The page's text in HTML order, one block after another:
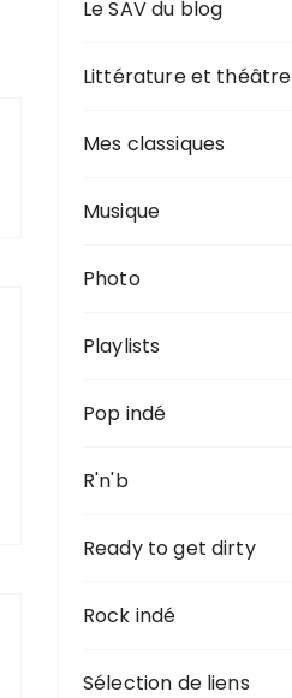
Le SAV du blog
Littérature et théâtre
Mes classiques
Musique
Photo
Playlists
Pop indé
R'n'b
Ready to get dirty
Rock indé
Sélection de liens